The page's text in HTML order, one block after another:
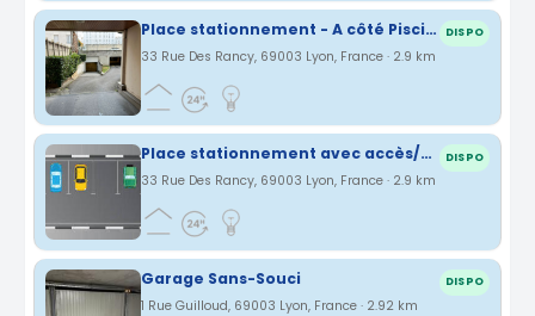
Place stationnement - A côté Piscine Garibaldi - Part dieu DISPO
33 Rue Des Rancy, 69003 Lyon, France · 2.9 km
Place stationnement avec accès/bip - Quartier Part dieu Piscine Garibaldi DISPO
33 Rue Des Rancy, 69003 Lyon, France · 2.9 km
Garage Sans-Souci DISPO
1 Rue Guilloud, 69003 Lyon, France · 2.92 km